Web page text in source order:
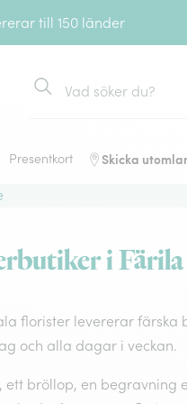
till 150 länder
Presentkort Skicka
i Färila
florister levererar färska
och alla dagar i veckan.
bröllop, en begravning